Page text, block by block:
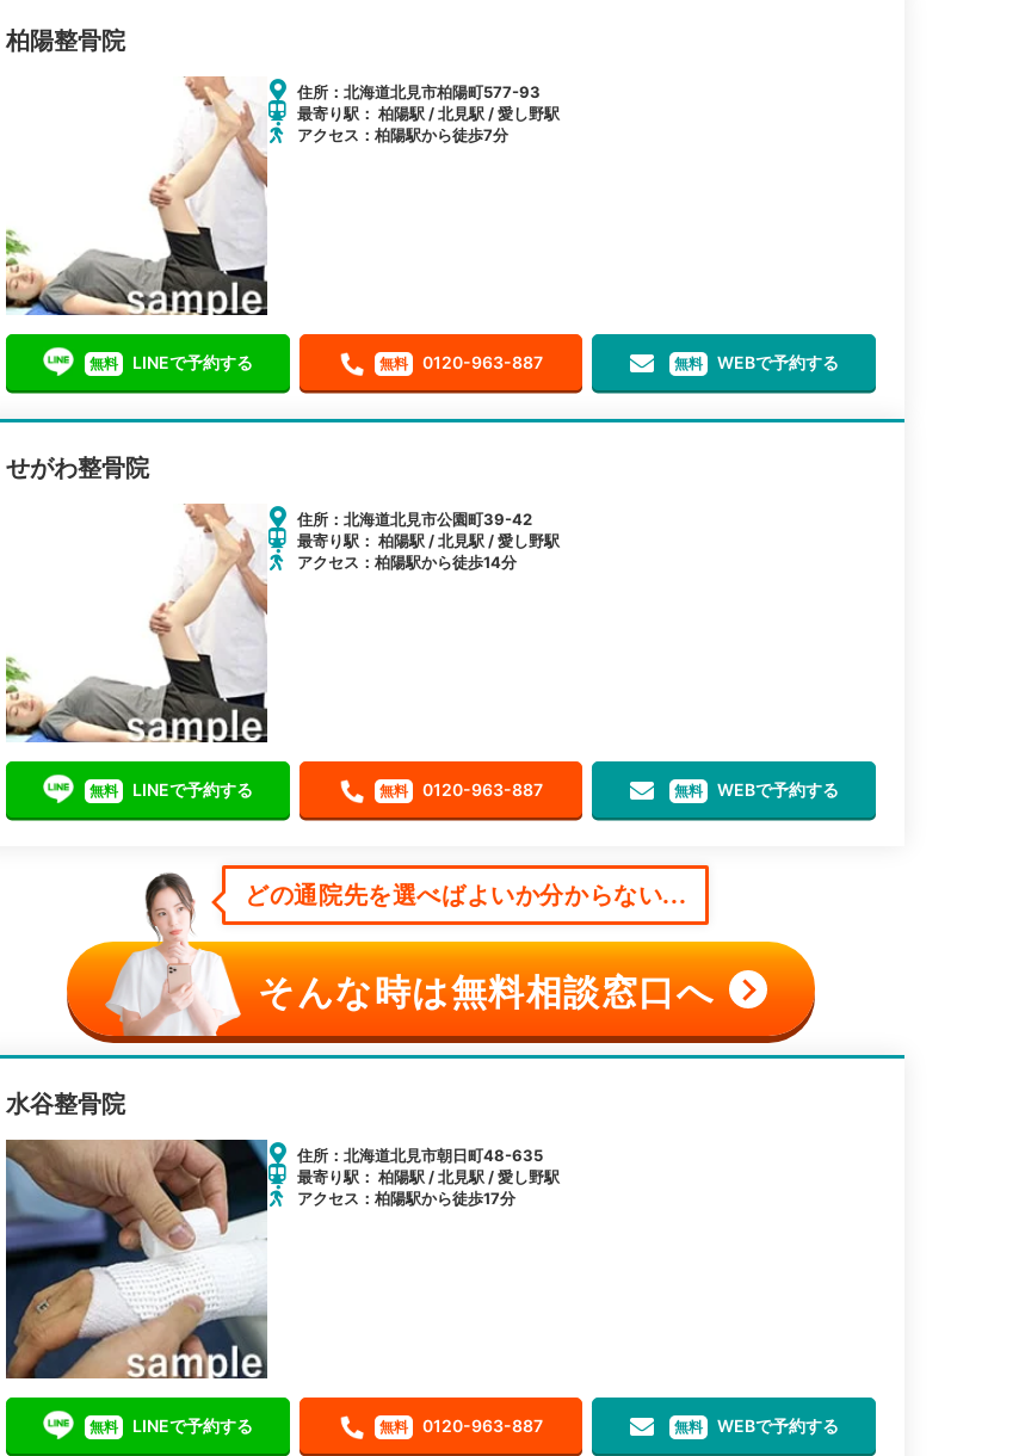
柏陽整骨院
住所：北海道北見市柏陽町577-93
最寄り駅： 柏陽駅 / 北見駅 / 愛し野駅
アクセス：柏陽駅から徒歩7分
無料 LINEで予約する 無料 0120-963-887 無料 WEBで予約する
せがわ整骨院
住所：北海道北見市公園町39-42
最寄り駅： 柏陽駅 / 北見駅 / 愛し野駅
アクセス：柏陽駅から徒歩14分
無料 LINEで予約する 無料 0120-963-887 無料 WEBで予約する
どの通院先を選べばよいか分からない...
そんな時は無料相談窓口へ
水谷整骨院
住所：北海道北見市朝日町48-635
最寄り駅： 柏陽駅 / 北見駅 / 愛し野駅
アクセス：柏陽駅から徒歩17分
無料 LINEで予約する 無料 0120-963-887 無料 WEBで予約する